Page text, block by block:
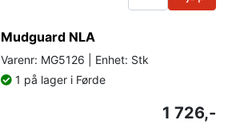
Mudguard NLA
Varenr: MG5126 | Enhet: Stk
1 på lager i Førde
1 726,-